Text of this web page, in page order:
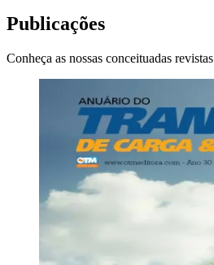
Publicações
Conheça as nossas conceituadas revistas